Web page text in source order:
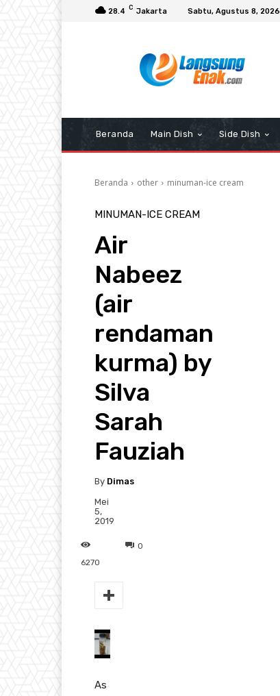
28.4 C Jakarta Sabtu, Agustus 8, 2026
Beranda Main Dish Side Dish
Beranda other minuman-ice cream
MINUMAN-ICE CREAM
Air
Nabeez
(air
rendaman
kurma) by
Silva
Sarah
Fauziah
By Dimas
Mei
5,
2019
0
6270
As